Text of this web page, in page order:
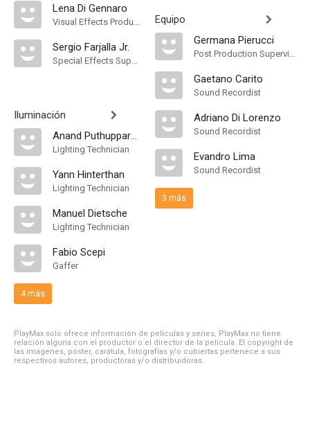
Lena Di Gennaro
Visual Effects Producer
Sergio Farjalla Jr.
Special Effects Supervisor
Iluminación
Anand Puthupparambil
Lighting Technician
Yann Hinterthan
Lighting Technician
Manuel Dietsche
Lighting Technician
Fabio Scepi
Gaffer
4 más
Equipo
Germana Pierucci
Post Production Supervisor
Gaetano Carito
Sound Recordist
Adriano Di Lorenzo
Sound Recordist
Evandro Lima
Sound Recordist
3 más
PlayMax solo ofrece información de películas y series, PlayMax no tiene
relación alguna con el productor o el director de la película. El copyright de
las imágenes, póster, carátula, fotografías y/o cubiertas pertenece a sus
respectivos autores, productoras y/o distribuidoras.